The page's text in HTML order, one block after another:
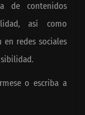
de contenidos
así como
en redes sociales
o escriba a